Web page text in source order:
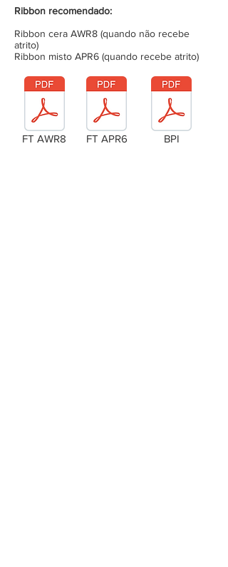
Ribbon recomendado:
Ribbon cera AWR8 (quando não recebe
atrito)
Ribbon misto APR6 (quando recebe atrito)
FT AWR8 FT APR6 BPI